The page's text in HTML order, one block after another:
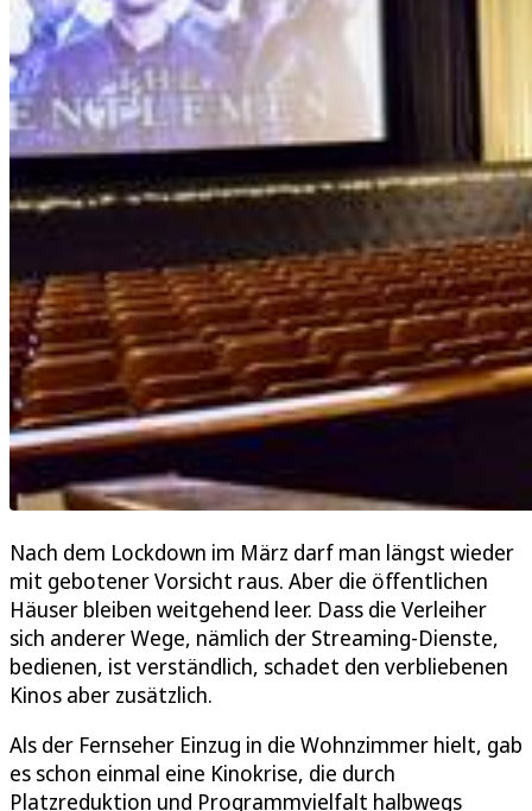
Nach dem Lockdown im März darf man längst wieder
mit gebotener Vorsicht raus. Aber die öffentlichen
Häuser bleiben weitgehend leer. Dass die Verleiher
sich anderer Wege, nämlich der Streaming-Dienste,
bedienen, ist verständlich, schadet den verbliebenen
Kinos aber zusätzlich.
Als der Fernseher Einzug in die Wohnzimmer hielt, gab
es schon einmal eine Kinokrise, die durch
Platzreduktion und Programmvielfalt halbwegs